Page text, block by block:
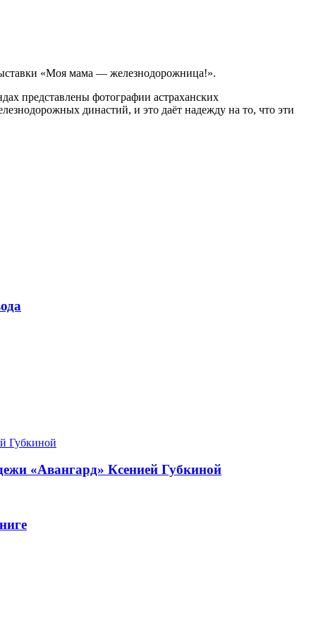
«Моя мама — железнодорожница!».
представлены фотографии астраханских
династий, и это даёт надежду на то, что эти
«Авангард» Ксенией Губкиной